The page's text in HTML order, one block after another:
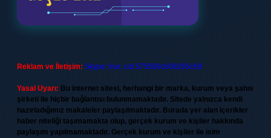
Reklam ve İletişim: Skype: live:.cid.575569c608265c69
Yasal Uyarı: Bu internet sitesi, herhangi bir marka, kurum veya şahıs
şirketi ile hiçbir bağlantısı bulunmamaktadır. Sitede yalnızca kendi
hazırladığımız makaleler paylaşılmaktadır. Burada yer alan içerikler
haber niteliği taşımamakta olup, gerçek kurum ve kişiler hakkında
paylaşım yapılmamaktadır. Gerçek kurum ve kişiler ile isim